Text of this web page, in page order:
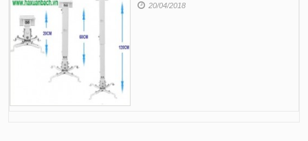
20/04/2018